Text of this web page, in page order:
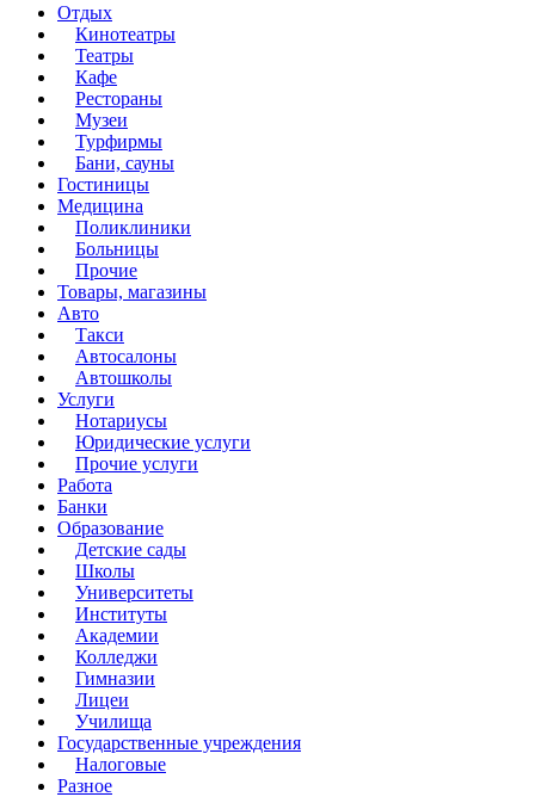
Отдых
Кинотеатры
Театры
Кафе
Рестораны
Музеи
Турфирмы
Бани, сауны
Гостиницы
Медицина
Поликлиники
Больницы
Прочие
Товары, магазины
Авто
Такси
Автосалоны
Автошколы
Услуги
Нотариусы
Юридические услуги
Прочие услуги
Работа
Банки
Образование
Детские сады
Школы
Университеты
Институты
Академии
Колледжи
Гимназии
Лицеи
Училища
Государственные учреждения
Налоговые
Разное